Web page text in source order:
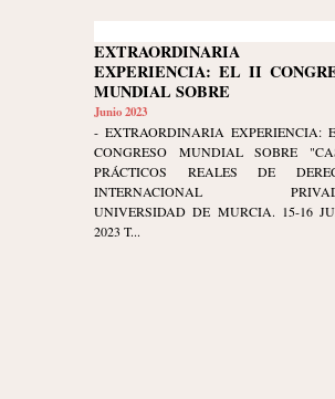
EXTRAORDINARIA
EXPERIENCIA: EL II
MUNDIAL SOBRE
Junio 2023
- EXTRAORDINARIA EXPERIENCIA:
CONGRESO MUNDIAL SOBRE
PRÁCTICOS REALES DE
INTERNACIONAL
UNIVERSIDAD DE MURCIA. 15-16
2023 T...